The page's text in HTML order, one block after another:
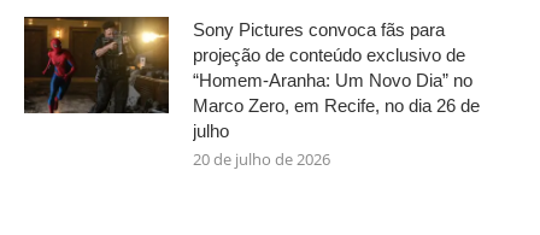
Sony Pictures convoca fãs para
projeção de conteúdo exclusivo de
“Homem-Aranha: Um Novo Dia” no
Marco Zero, em Recife, no dia 26 de
julho
20 de julho de 2026